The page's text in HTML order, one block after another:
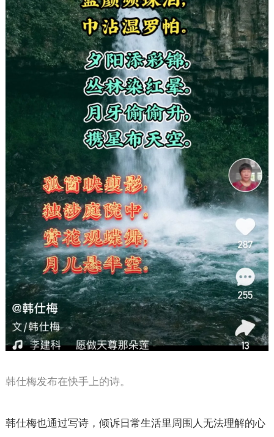
韩仕梅发布在快手上的诗。
韩仕梅也通过写诗，倾诉日常生活里周围人无法理解的心